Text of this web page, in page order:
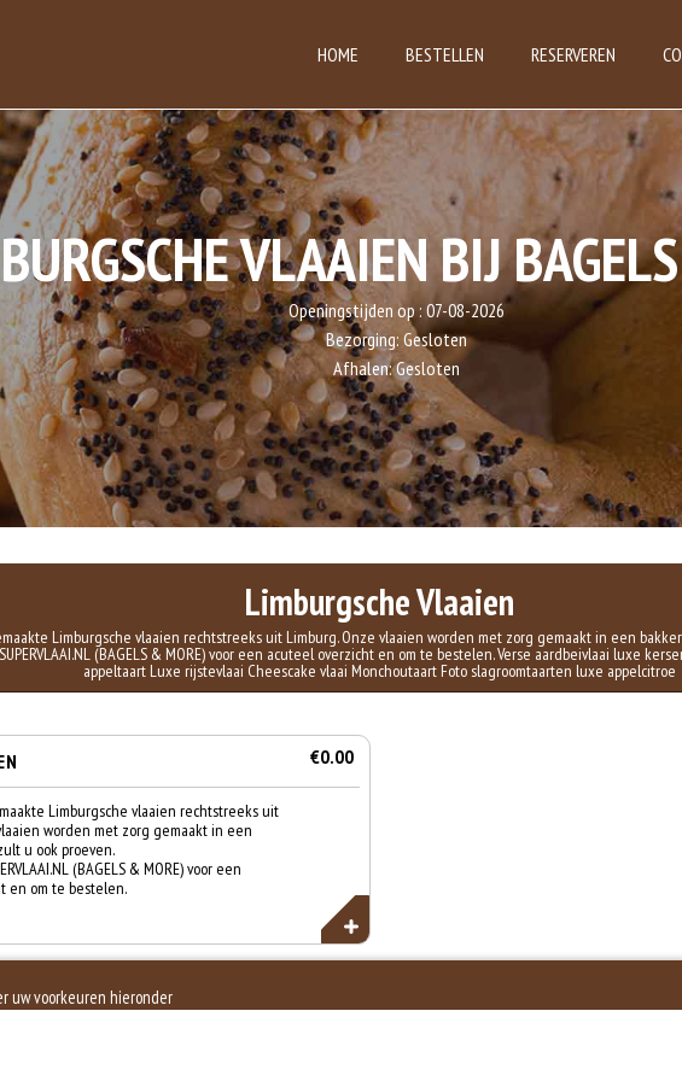
HOME BESTELLEN RESERVEREN
VLAAIEN BIJ
Openingstijden op : 07-08-2026
Bezorging: Gesloten
Afhalen:Gesloten
Limburgsche Vlaaien
Limburgsche vlaaien rechtstreeks uit Limburg. Onze vlaaien worden met zorg gemaakt in een
(BAGELS & MORE) voor een acuteel overzicht en om te bestelen. Verse aardbeivlaai luxe
appeltaart Luxe rijstevlaai Cheescake vlaai Monchoutaart Foto slagroomtaarten luxe appelcitroe
€0.00
Limburgsche vlaaien rechtstreeks uit
worden met zorg gemaakt in een
u ook proeven.
(BAGELS & MORE) voor een
en om te bestelen.
uw voorkeuren hieronder